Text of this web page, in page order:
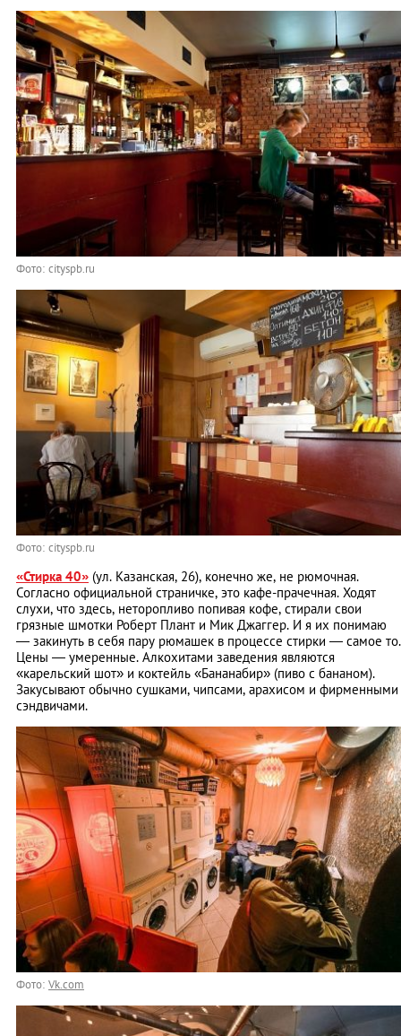
Фото: cityspb.ru
Фото: cityspb.ru
«Стирка 40» (ул. Казанская, 26), конечно же, не рюмочная.
Согласно официальной страничке, это кафе-прачечная. Ходят
слухи, что здесь, неторопливо попивая кофе, стирали свои
грязные шмотки Роберт Плант и Мик Джаггер. И я их понимаю
— закинуть в себя пару рюмашек в процессе стирки — самое то.
Цены — умеренные. Алкохитами заведения являются
«карельский шот» и коктейль «Бананабир» (пиво с бананом).
Закусывают обычно сушками, чипсами, арахисом и фирменными
сэндвичами.
Фото: Vk.com